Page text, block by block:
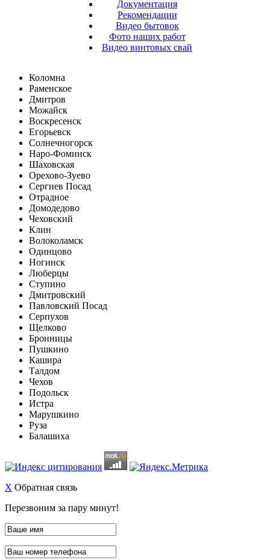
Документация
Рекомендации
Видео бытовок
Фото наших работ
Видео винтовых свай
Коломна
Раменское
Дмитров
Можайск
Воскресенск
Егорьевск
Солнечногорск
Наро-Фоминск
Шаховская
Орехово-Зуево
Сергиев Посад
Отрадное
Домодедово
Чеховский
Клин
Волоколамск
Одинцово
Ногинск
Люберцы
Ступино
Дмитровский
Павловский Посад
Серпухов
Щелково
Бронницы
Пушкино
Кашира
Талдом
Чехов
Подольск
Истра
Марушкино
Руза
Балашиха
X Обратная связь
Перезвоним за пару минут!